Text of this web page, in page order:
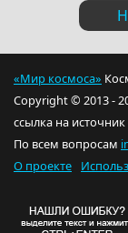
«Мир космоса»
Copyright © 2013 -
ссылка на
По всем вопросам
О проекте